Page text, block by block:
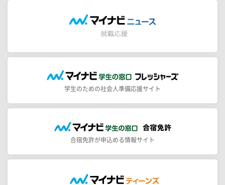
学生のための社会人準備応援サイト
合宿免許が申込める情報サイト